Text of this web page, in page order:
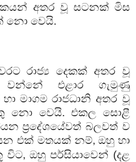
අතර වූ සටනක් මිස
නො වෙයි.
රාජ්‍ය දෙකක් අතර වූ
එළාර ගැමුණු
මාගම රාජධානි අතර වූ
නො වෙයි. එකල සොළී
ප්‍රදේශයේවත් බලවත් ව
එක් මතයක් නම්, ඔහු හා
විට, ඔහු පර්සියාවෙන් (දළ